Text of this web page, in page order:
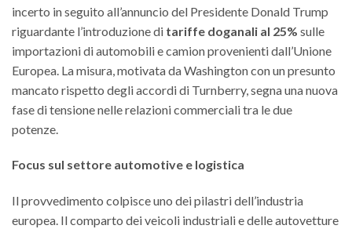
incerto in seguito all’annuncio del Presidente Donald Trump
riguardante l’introduzione di tariffe doganali al 25% sulle
importazioni di automobili e camion provenienti dall’Unione
Europea. La misura, motivata da Washington con un presunto
mancato rispetto degli accordi di Turnberry, segna una nuova
fase di tensione nelle relazioni commerciali tra le due
potenze.
Focus sul settore automotive e logistica
Il provvedimento colpisce uno dei pilastri dell’industria
europea. Il comparto dei veicoli industriali e delle autovetture